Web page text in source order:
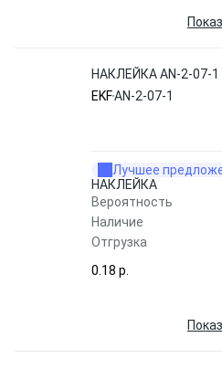
НАКЛЕЙКА AN-2-07-1
EKFAN-2-07-1
Лучшее
НАКЛЕЙКА
Вероятность
Наличие
Отгрузка
0.18 p.